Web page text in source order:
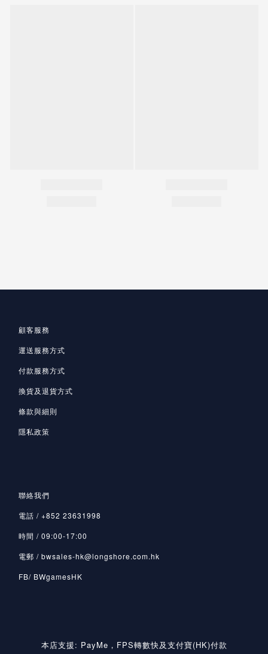
顧客服務
運送服務方式
付款服務方式
換貨及退貨方式
條款與細則
隱私政策
聯絡我們
電話 / +852 23631998
時間 / 09:00-17:00
電郵 / bwsales-hk@longshore.com.hk
FB/ BWgamesHK
本店支援: PayMe，FPS轉數快及支付寶(HK)付款